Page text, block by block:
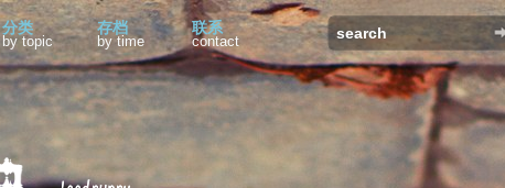
分类
by topic
存档
by time
联系
contact